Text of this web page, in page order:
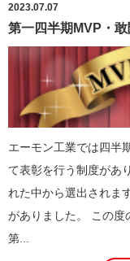
2023.07.07
第一四半期MVP・
エーモン工業では四半
て表彰を行う制度があ
れた中から選出されま
がありました。 この度
第...